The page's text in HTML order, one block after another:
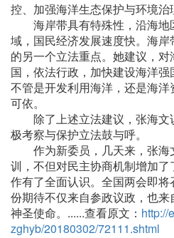
控、加强海洋生态保护与环境治
海岸带具有特殊性，沿海地
域，国民经济发展速度快。海
的另一个立法重点。她建议，
国，依法行政，加快建设海洋强
不管是开发利用海洋，还是海
可依。
除了上述立法建议，张海文
极考察与保护立法鼓与呼。
作为新委员，几天来，张海
训，不但对民主协商机制增加
作有了全面认识。全国两会即
份期待不仅来自参政议政，也
神圣使命。......查看原文： http://
zghyb/20180302/72111.shtml